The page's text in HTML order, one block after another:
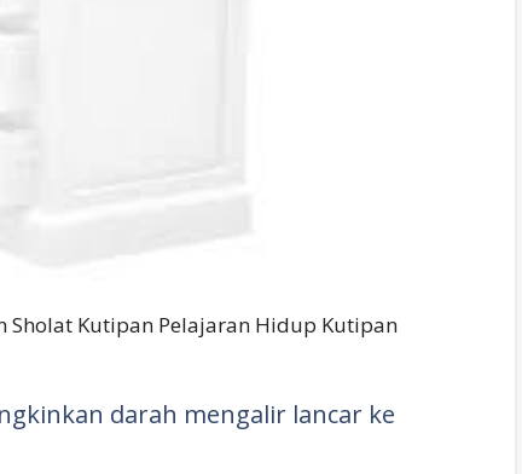
Sholat Kutipan Pelajaran Hidup Kutipan
darah mengalir lancar ke